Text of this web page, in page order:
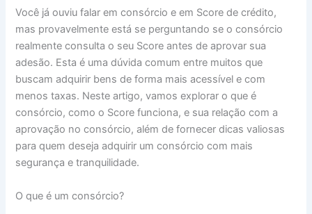
Você já ouviu falar em consórcio e em Score de crédito,
mas provavelmente está se perguntando se o consórcio
realmente consulta o seu Score antes de aprovar sua
adesão. Esta é uma dúvida comum entre muitos que
buscam adquirir bens de forma mais acessível e com
menos taxas. Neste artigo, vamos explorar o que é
consórcio, como o Score funciona, e sua relação com a
aprovação no consórcio, além de fornecer dicas valiosas
para quem deseja adquirir um consórcio com mais
segurança e tranquilidade.
O que é um consórcio?